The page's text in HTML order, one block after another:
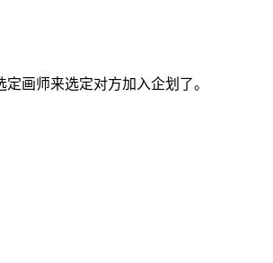
画师来选定对方加入企划了。